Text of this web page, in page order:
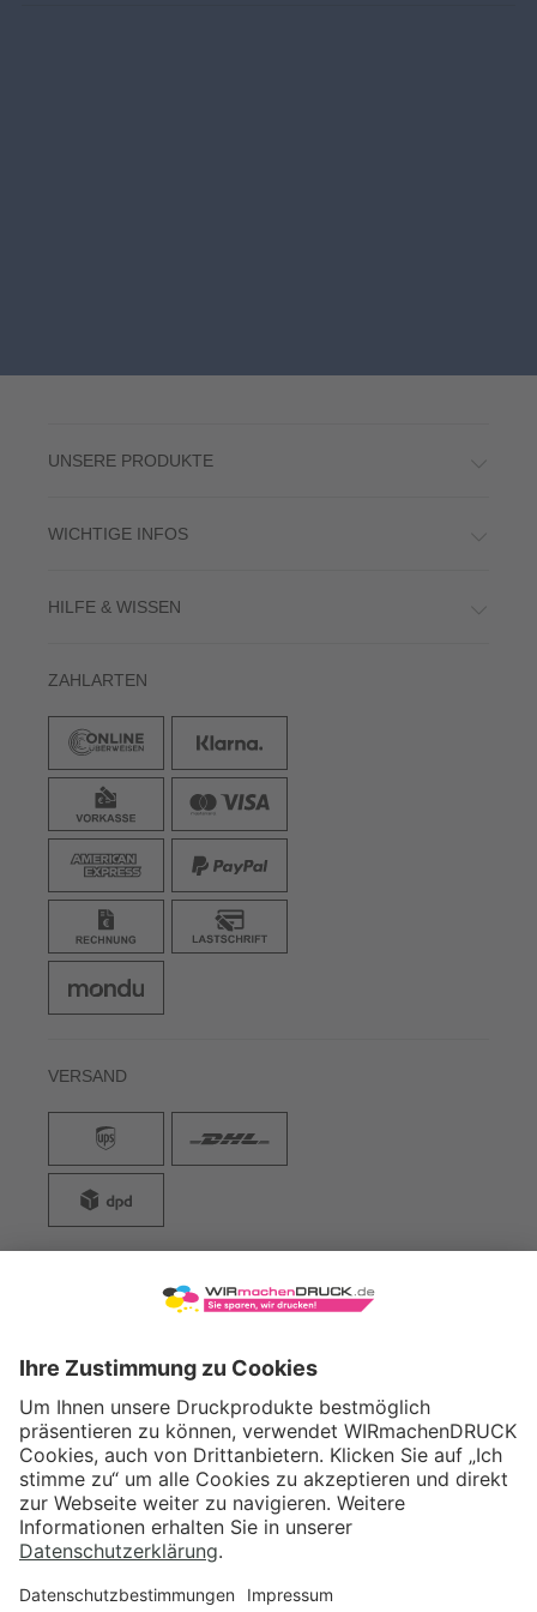
UNSERE PRODUKTE
WICHTIGE INFOS
HILFE & WISSEN
ZAHLARTEN
VERSAND
WIRmachenDRUCK GmbH
71522 Backnang
Tel.: +49 (0) 711 995 982 - 20
Fax: +49 (0) 711 995 982 - 21
SOCIAL MEDIA